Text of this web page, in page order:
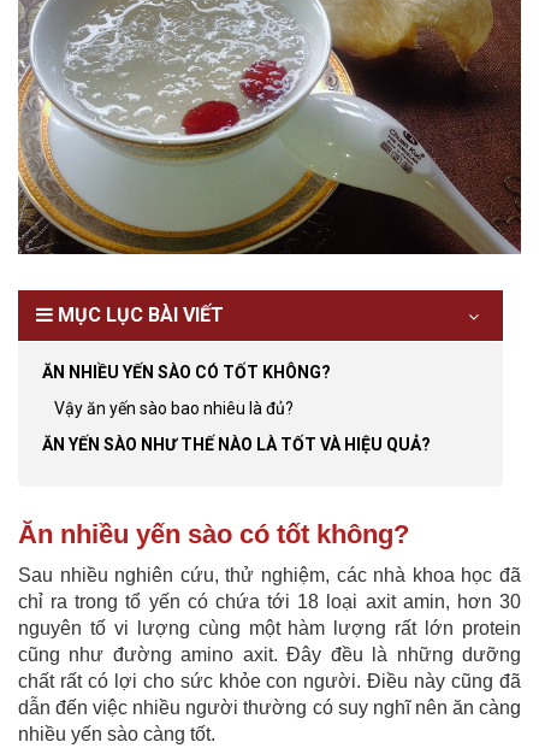
MỤC LỤC BÀI VIẾT
ĂN NHIỀU YẾN SÀO CÓ TỐT KHÔNG?
Vậy ăn yến sào bao nhiêu là đủ?
ĂN YẾN SÀO NHƯ THẾ NÀO LÀ TỐT VÀ HIỆU QUẢ?
Ăn nhiều yến sào có tốt không?
Sau nhiều nghiên cứu, thử nghiệm, các nhà khoa học đã
chỉ ra trong tổ yến có chứa tới 18 loại axit amin, hơn 30
nguyên tố vi lượng cùng một hàm lượng rất lớn protein
cũng như đường amino axit. Đây đều là những dưỡng
chất rất có lợi cho sức khỏe con người. Điều này cũng đã
dẫn đến việc nhiều người thường có suy nghĩ nên ăn càng
nhiều yến sào càng tốt.